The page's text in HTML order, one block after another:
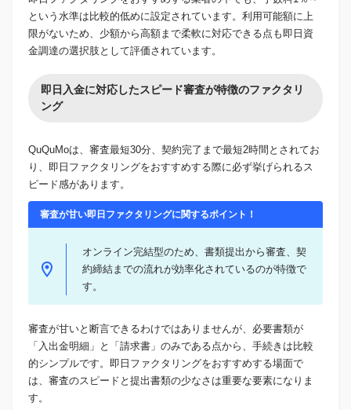
という水準は比較的低めに設定されています。利用可能額に上
限がないため、少額から高額まで柔軟に対応できる点も即日資
金調達の選択肢として評価されています。
即日入金に対応したスピード審査が特徴のファクタリ
ング
QuQuMoは、審査最短30分、契約完了まで最短2時間とされてお
り、即日ファクタリングをおすすめする際に必ず挙げられるス
ピード感があります。
審査が甘い即日ファクタリングに関するポイント！
オンライン完結型のため、書類提出から審査、契
約締結までの流れが効率化されているのが特徴で
す。
審査が甘いと断言できるわけではありませんが、必要書類が
「入出金明細」と「請求書」のみである点から、手続きは比較
的シンプルです。即日ファクタリングをおすすめする場面で
は、審査のスピードと提出書類の少なさは重要な要素になりま
す。